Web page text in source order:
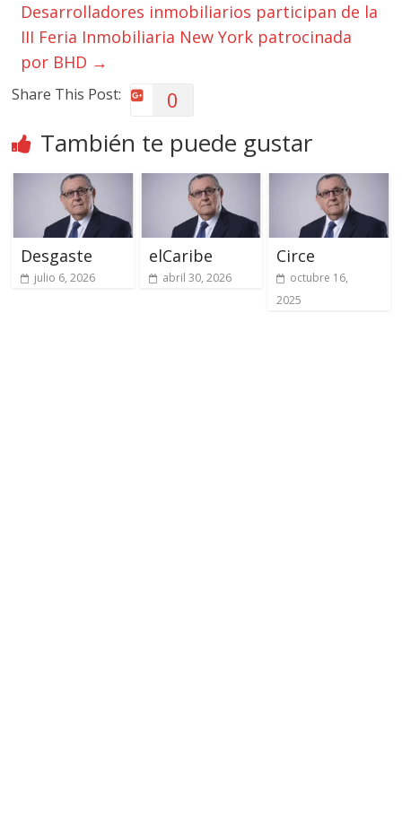
Desarrolladores inmobiliarios participan de la
III Feria Inmobiliaria New York patrocinada
por BHD →
Share This Post: 0
También te puede gustar
Desgaste
julio 6, 2026
elCaribe
abril 30, 2026
Circe
octubre 16,
2025